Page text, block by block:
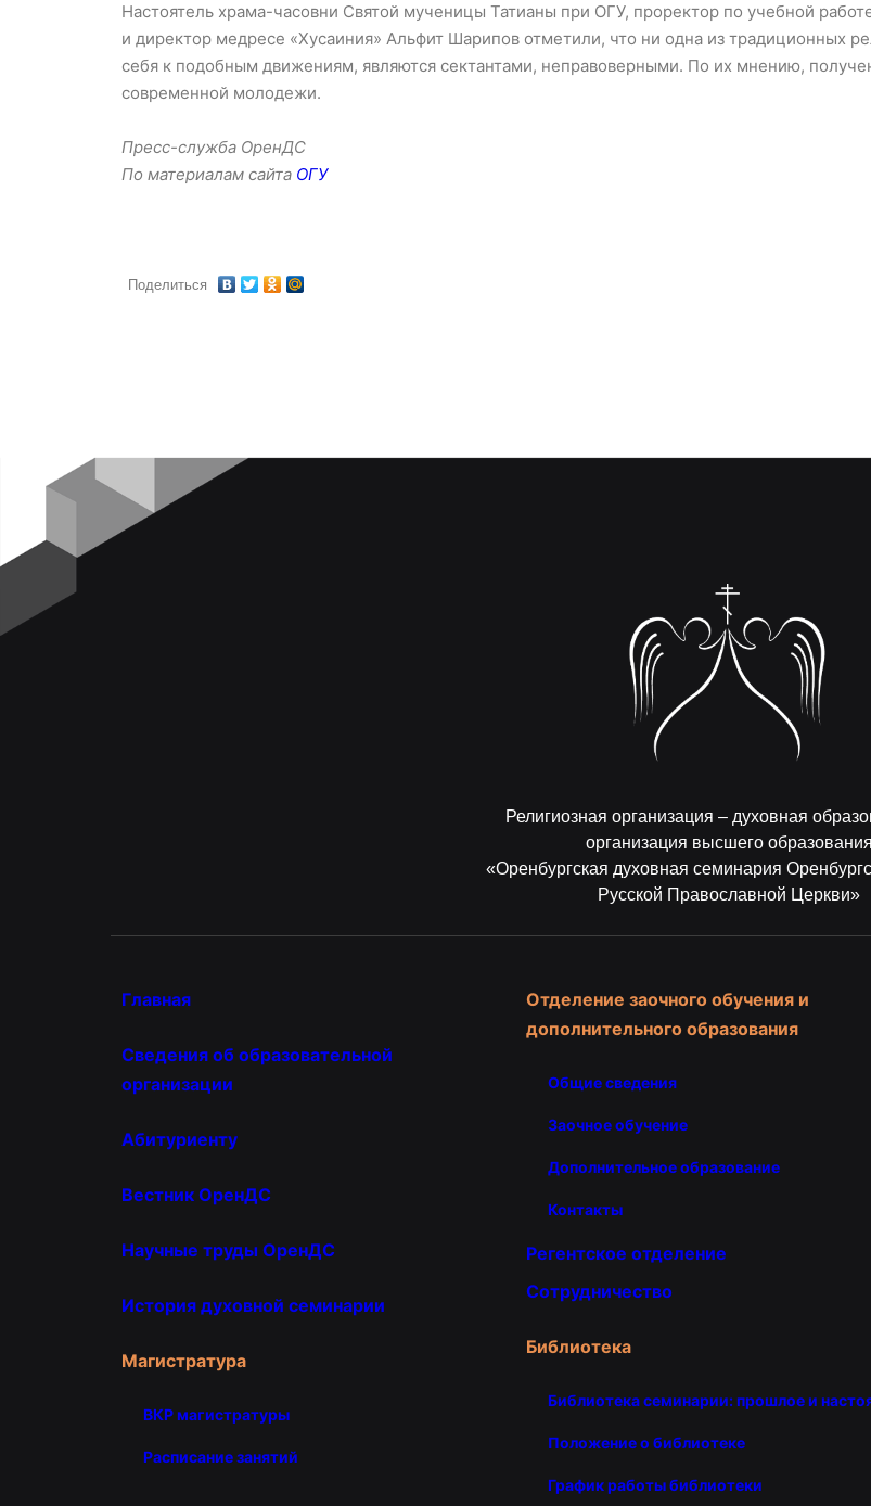
Настоятель храма-часовни Святой мученицы Татианы при ОГУ, проректор по учебной
и директор медресе «Хусаиния» Альфит Шарипов отметили, что ни одна из традиционных
себя к подобным движениям, являются сектантами, неправоверными. По их мнению,
современной молодежи.
Пресс-служба ОренДС
По материалам сайта ОГУ
Поделиться
Религиозная организация – духовная
организация высшего образования
«Оренбургская духовная семинария
Русской Православной Церкви»
Главная
Сведения об образовательной
организации
Абитуриенту
Вестник ОренДС
Научные труды ОренДС
История духовной семинарии
Магистратура
ВКР магистратуры
Расписание занятий
Отделение заочного обучения и
дополнительного образования
Общие сведения
Заочное обучение
Дополнительное образование
Контакты
Регентское отделение
Сотрудничество
Библиотека
Библиотека семинарии: прошлое и
Положение о библиотеке
График работы библиотеки